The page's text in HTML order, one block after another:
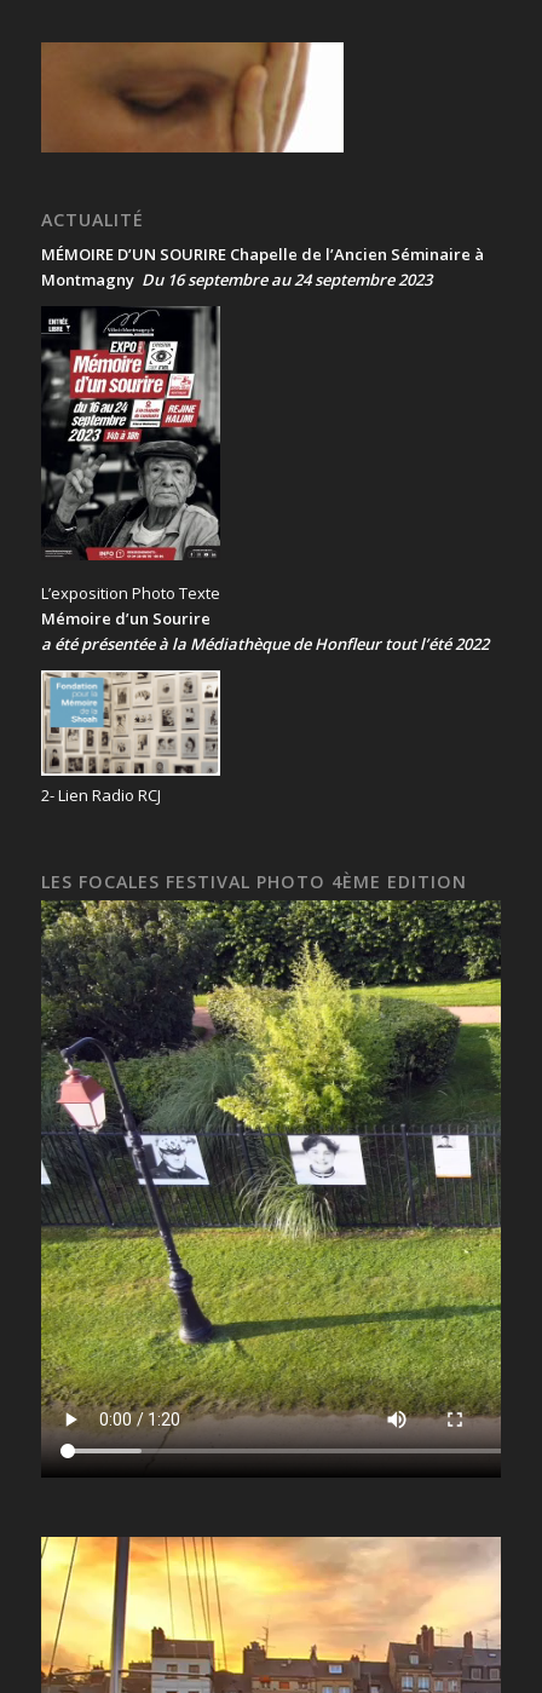
ACTUALITÉ
MÉMOIRE D’UN SOURIRE Chapelle de l’Ancien Séminaire à
Montmagny Du 16 septembre au 24 septembre 2023
L’exposition Photo Texte
Mémoire d’un Sourire
a été présentéeà la Médiathèque de Honfleur tout l’été 2022
2- Lien Radio RCJ
LES FOCALES FESTIVAL PHOTO 4ÈME EDITION